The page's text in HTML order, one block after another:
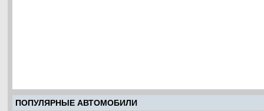
ПОПУЛЯРНЫЕ АВТОМОБИЛИ